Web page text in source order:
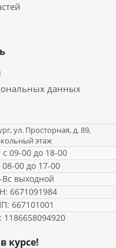
данных
ул. Просторная, д. 89,
этаж
09-00 до 18-00
08-00 до 17-00
Вс выходной
6671091984
667101001
1186658094920
курсе!